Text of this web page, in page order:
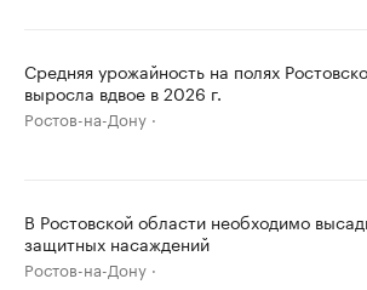
Средняя урожайность на полях
выросла вдвое в 2026 г.
Ростов-на-Дону
В Ростовской области необходимо
защитных насаждений
Ростов-на-Дону